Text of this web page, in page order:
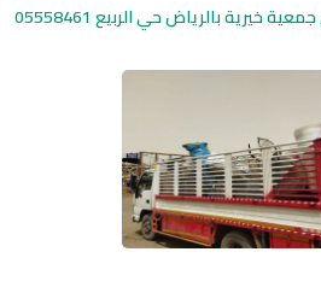
دينا توصيل اثاث الى جمعية خيرية بالرياض حي الربيع 05558461